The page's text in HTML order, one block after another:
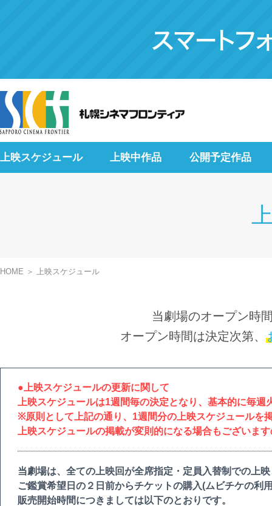
上映スケジュール 上映中作品 公開予定作品
HOME 上映スケジュール
当劇場のオープン時
オープン時間は決定次第、
●上映スケジュールの更新に関して
上映スケジュールは1週間毎の決定となり、基本的に毎
※原則として上記の通り、1週間分の上映スケジュールを
上映スケジュールの掲載が変則的になる場合もございま
当劇場は、全ての上映回が全席指定・定員入替制での上
ご鑑賞希望日の２日前からチケットの購入(ムビチケの利
販売開始時間につきましては以下のとおりです。